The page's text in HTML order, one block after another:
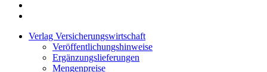
Verlag Versicherungswirtschaft
Veröffentlichungshinweise
Ergänzungslieferungen
Mengenpreise